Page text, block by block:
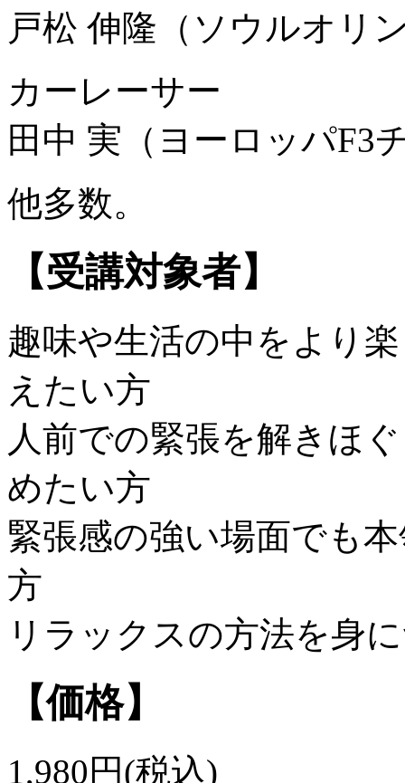
戸松 伸隆（ソウルオリ
カーレーサー
田中 実（ヨーロッパF3
他多数。
【受講対象者】
趣味や生活の中をより
えたい方
人前での緊張を解きほ
めたい方
緊張感の強い場面でも
方
リラックスの方法を身
【価格】
1,980円(税込)